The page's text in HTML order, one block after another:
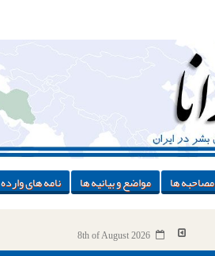
مصاحبه ها مواضع و بیانیه ها نامه های وارده
8th of August 2026